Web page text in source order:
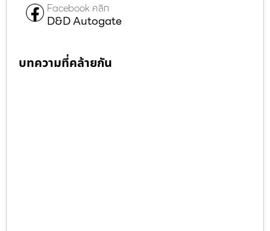
Facebook คลิก
D&D Autogate
บทความที่คล้ายกัน